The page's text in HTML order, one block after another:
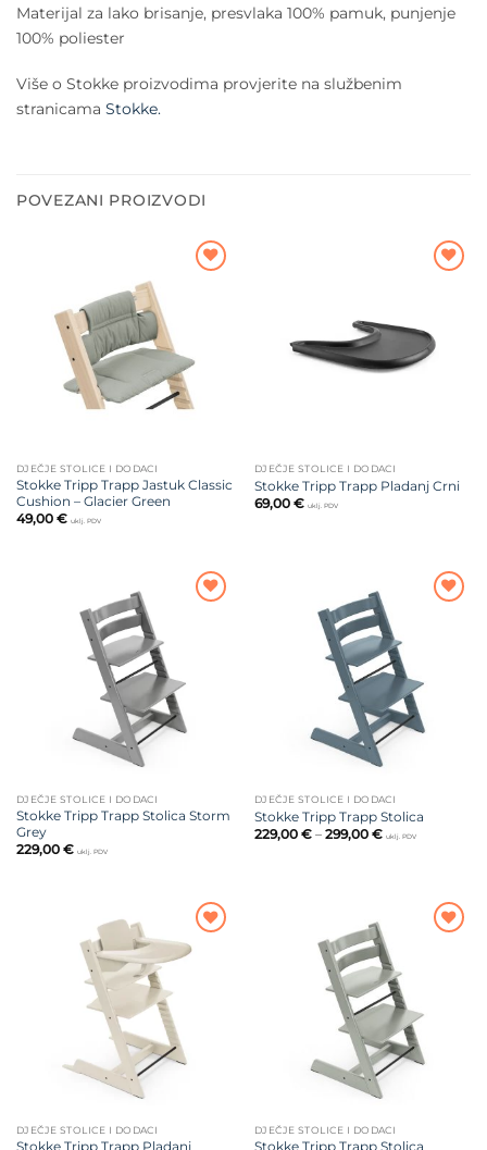
Materijal za lako brisanje, presvlaka 100% pamuk, punjenje
100% poliester
Više o Stokke proizvodima provjerite na službenim
stranicama Stokke.
POVEZANI PROIZVODI
DJEČJE STOLICE I DODACI
Stokke Tripp Trapp Jastuk Classic
Cushion – Glacier Green
49,00 € uklj. PDV
DJEČJE STOLICE I DODACI
Stokke Tripp Trapp Pladanj Crni
69,00 € uklj. PDV
DJEČJE STOLICE I DODACI
Stokke Tripp Trapp Stolica Storm
Grey
229,00 € uklj. PDV
DJEČJE STOLICE I DODACI
Stokke Tripp Trapp Stolica
229,00 € – 299,00 €Raspon
uklj. PDV
Dodajte
na listu
DJEČJE STOLICE I DODACI
Stokke Tripp Trapp Pladanj
DJEČJE STOLICE I DODACI
Stokke Tripp Trapp Stolica